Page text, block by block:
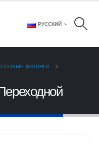
РУССКИЙ
ФИТИНГИ